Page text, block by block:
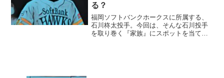
る？
福岡ソフトバンクホークスに所属する、
石川柊太投手。今回は、そんな石川投手
を取り巻く『家族』にスポットを当て、